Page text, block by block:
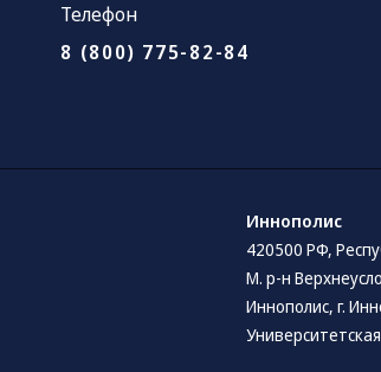
Телефон
8 (800) 775-82-84
Иннополис
420500 РФ,
М. р-н
Иннополис, г.